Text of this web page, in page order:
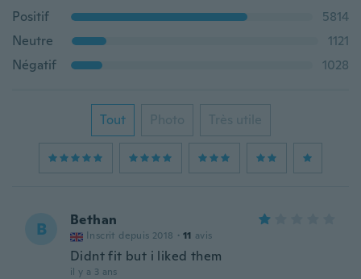
Positif
5814
Neutre
1121
Négatif
1028
Tout Photo Très utile
B Bethan
Inscrit depuis 2018 · 11 avis
Didnt fit but i liked them
il y a 3 ans